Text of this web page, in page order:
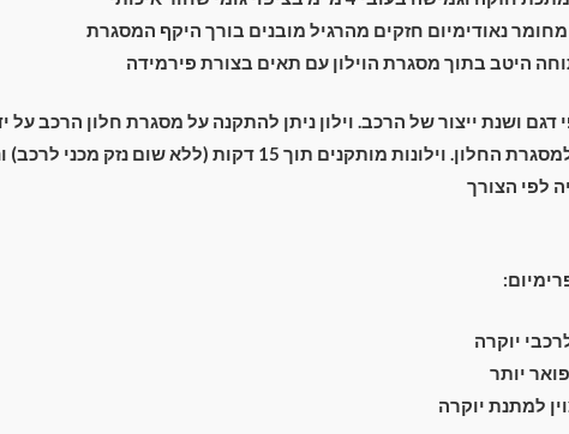
נאודימיום חזקים מהרגיל מובנים בורך היקף המסגרת
היטב בתוך מסגרת הוילון עם תאים בצורת פירמידה
דגם ושנת ייצור של הרכב. וילון ניתן להתקנה על מסגרת חלון הרכב על
מתחת מסביב למסגרת החלון. וילונות מותקנים תוך 15 דקות (ללא
לפי הצורך
יוקרה
יותר
למתנת יוקרה